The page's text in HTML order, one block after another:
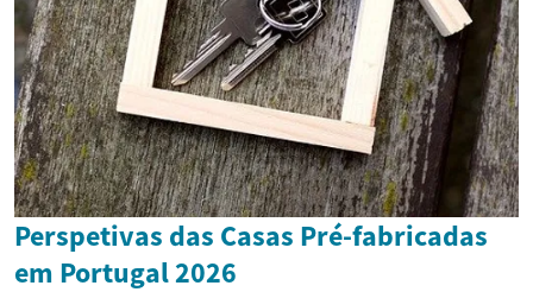
Perspetivas das Casas Pré-fabricadas
em Portugal 2026